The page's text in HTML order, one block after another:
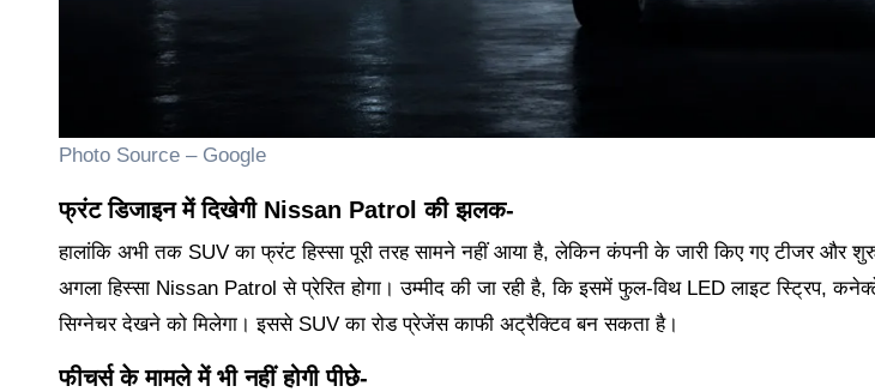
Photo Source – Google
फ्रंट डिजाइन में दिखेगी Nissan Patrol की झलक-
हालांकि अभी तक SUV का फ्रंट हिस्सा पूरी तरह सामने नहीं आया है, लेकिन कंपनी के जारी किए गए टीजर और
अगला हिस्सा Nissan Patrol से प्रेरित होगा। उम्मीद की जा रही है, कि इसमें फुल-विथ LED लाइट स्ट्रिप,
सिग्नेचर देखने को मिलेगा। इससे SUV का रोड प्रेजेंस काफी अट्रैक्टिव बन सकता है।
फीचर्स के मामले में भी नहीं होगी पीछे-